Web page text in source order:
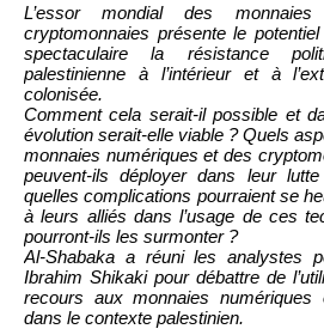
L’essor mondial des
cryptomonnaies présente le
spectaculaire la résistance
palestinienne à l’intérieur et à
colonisée.
Comment cela serait-il possible et
évolution serait-elle viable ? Quels
monnaies numériques et des
peuvent-ils déployer dans leur
quelles complications pourraient se
à leurs alliés dans l’usage de ces
pourront-ils les surmonter ?
Al-Shabaka a réuni les analystes
Ibrahim Shikaki pour débattre de
recours aux monnaies numériques
dans le contexte palestinien.